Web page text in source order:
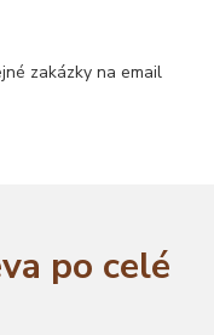
zakázky na email
po celé